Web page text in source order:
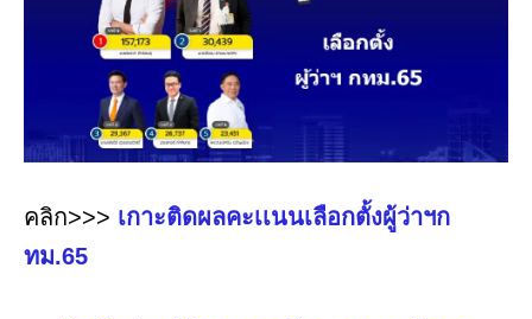
คลิก>>> เกาะติดผลคะเเนนเลือกตั้งผู้ว่าฯก
ทม.65